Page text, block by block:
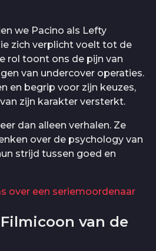
we Pacino als Lefty
zich verplicht voelt tot de
rol toont ons de pijn van
van undercover operaties.
en begrip voor zijn keuzes,
zijn karakter versterkt.
dan alleen verhalen. Ze
over de psychology van
strijd tussen goed en
over een seriemoordenaar
van de